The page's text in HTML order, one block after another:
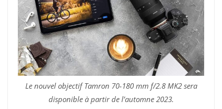
Le nouvel objectif Tamron 70-180 mm f/2.8 MK2 sera
disponible à partir de l’automne 2023.